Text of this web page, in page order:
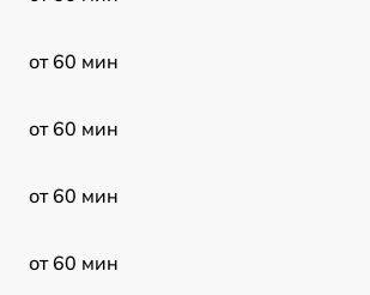
от 60 мин
от 60 мин
от 60 мин
от 60 мин